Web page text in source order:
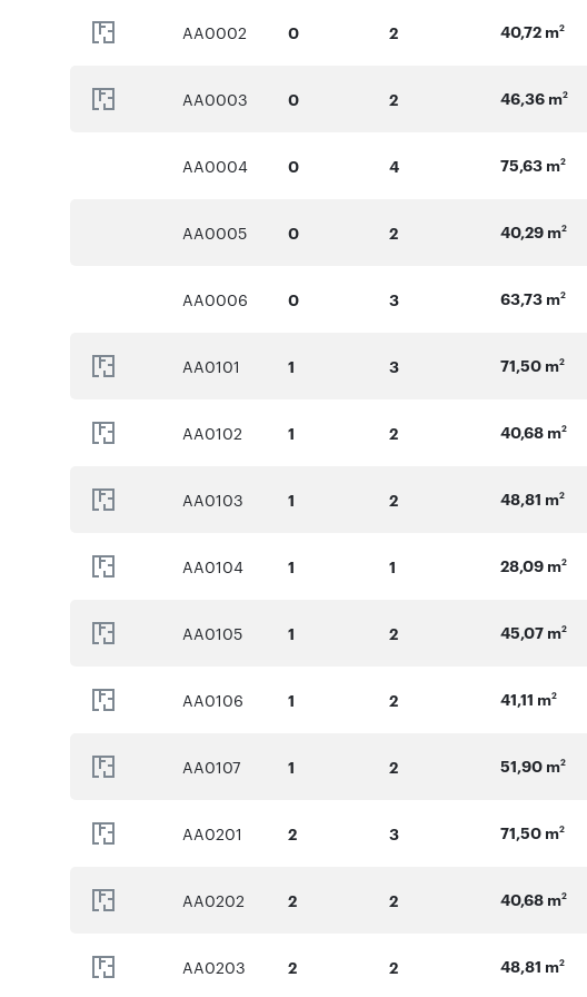
AA0002 0 2 40,72 m2
AA0003 0 2 46,36 m2
AA0004 0 4 75,63 m2
AA0005 0 2 40,29 m2
AA0006 0 3 63,73 m2
AA0101 1 3 71,50 m2
AA0102 1 2 40,68 m2
AA0103 1 2 48,81 m2
AA0104 1 1 28,09 m2
AA0105 1 2 45,07 m2
AA0106 1 2 41,11 m2
AA0107 1 2 51,90 m2
AA0201 2 3 71,50 m2
AA0202 2 2 40,68 m2
AA0203 2 2 48,81 m2